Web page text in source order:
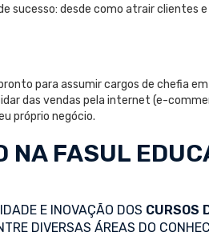
sucesso: desde como atrair clientes
para assumir cargos de chefia
das vendas pela internet (e-
próprio negócio.
NA FASUL
E INOVAÇÃO DOS CURSOS
DIVERSAS ÁREAS DO